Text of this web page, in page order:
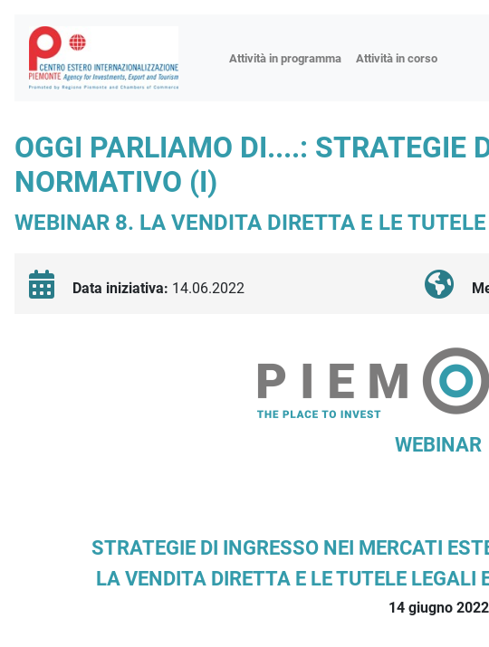
Attività in programma Attività in corso
Fiere
Workshop
Focus tematici
Progetto tender
OGGI PARLIAMO DI....: STRATEGIE
NORMATIVO (I)
WEBINAR 8. LA VENDITA DIRETTA E LE
Data iniziativa: 14.06.2022
WEBINAR
STRATEGIE DI INGRESSO NEI MERCATI
LA VENDITA DIRETTA E LE TUTELE LEGALI
14 giugno 2022